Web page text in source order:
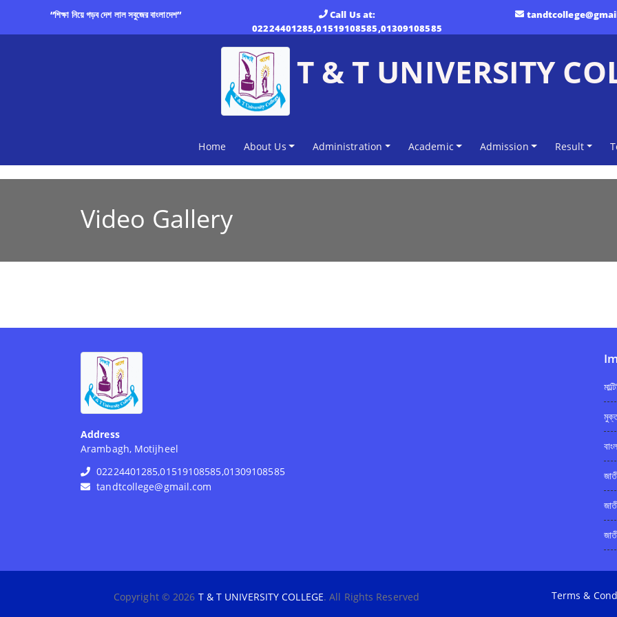
“শিক্ষা নিয়ে গড়ব দেশ লাল সবুজের বাংলাদেশ”
Call Us at:
02224401285,01519108585,01309108585
T & T UNIVERSITY
Home(current)
About Us Administration Academic Admission Result
Video Gallery
Address
Arambagh, Motijheel
02224401285,01519108585,01309108585
tandtcollege@gmail.com
Copyright © 2026 T & T UNIVERSITY COLLEGE. All Rights Reserved Terms &